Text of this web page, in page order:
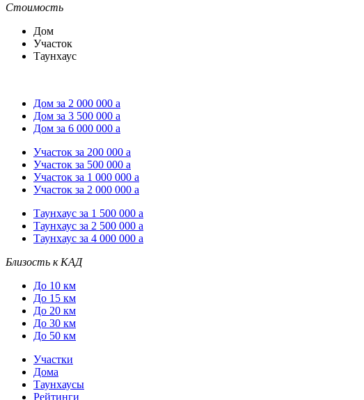
Стоимость
Дом
Участок
Таунхаус
Дом за 2 000 000 a
Дом за 3 500 000 a
Дом за 6 000 000 a
Участок за 200 000 a
Участок за 500 000 a
Участок за 1 000 000 a
Участок за 2 000 000 a
Таунхаус за 1 500 000 a
Таунхаус за 2 500 000 a
Таунхаус за 4 000 000 a
Близость к КАД
До 10 км
До 15 км
До 20 км
До 30 км
До 50 км
Участки
Дома
Таунхаусы
Рейтинги